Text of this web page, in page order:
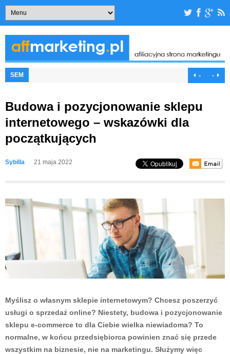
SEM - -
Budowa i pozycjonowanie sklepu
internetowego – wskazówki dla
początkujących
Sybilla 21 maja 2022
Myślisz o własnym sklepie internetowym? Chcesz poszerzyć
usługi o sprzedaż online? Niestety, budowa i pozycjonowanie
sklepu e-commerce to dla Ciebie wielka niewiadoma? To
normalne, w końcu przedsiębiorca powinien znać się przede
wszystkim na biznesie, nie na marketingu. Służymy więc